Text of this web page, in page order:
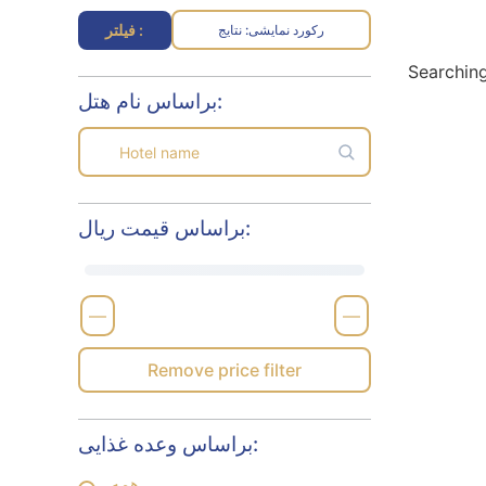
فیلتر : نتایج :رکورد نمایشی
براساس نام هتل:
براساس قیمت ریال:
—
—
Remove price filter
براساس وعده غذایی: